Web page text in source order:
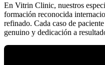
En Vitrin Clinic, nuestros
formación reconocida
refinado. Cada caso de
genuino y dedicación a